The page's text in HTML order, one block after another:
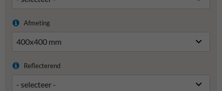
Afmeting
Reflecterend